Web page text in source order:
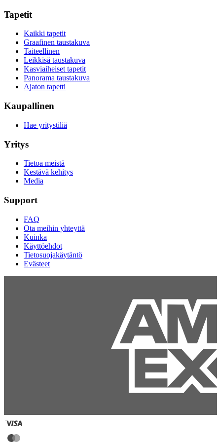
Tapetit
Kaikki tapetit
Graafinen taustakuva
Taiteellinen
Leikkisä taustakuva
Kasviaiheiset tapetit
Panorama taustakuva
Ajaton tapetti
Kaupallinen
Hae yritystiliä
Yritys
Tietoa meistä
Kestävä kehitys
Media
Support
FAQ
Ota meihin yhteyttä
Kuinka
Käyttöehdot
Tietosuojakäytäntö
Evästeet